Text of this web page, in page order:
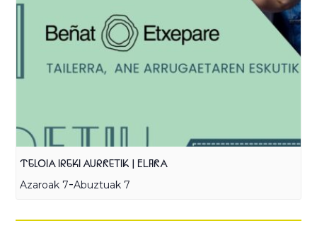
TELOIA IREKI AURRETIK | ELARA
Azaroak 7-Abuztuak 7